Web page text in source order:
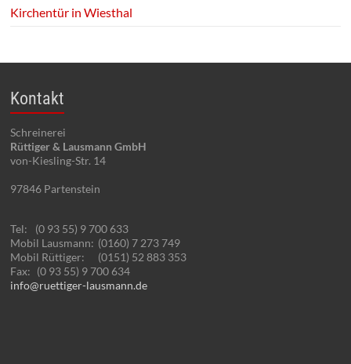
Kirchentür in Wiesthal
Kontakt
Schreinerei
Rüttiger & Lausmann GmbH
von-Kiesling-Str. 14
97846 Partenstein
Tel:
(0 93 55) 9 700 633
Mobil Lausmann: (0160) 7 273 749
Mobil Rüttiger:
(0151) 52 883 353
Fax: (0 93 55) 9 700 634
info@ruettiger-lausmann.de